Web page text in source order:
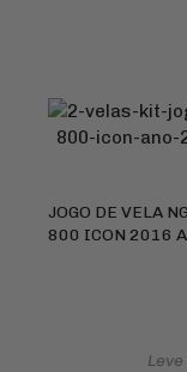
JOGO DE VELA
800 ICON 2016